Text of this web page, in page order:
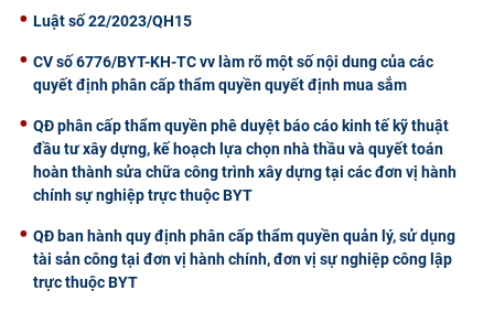
Luật số 22/2023/QH15
CV số 6776/BYT-KH-TC vv làm rõ một số nội dung của các
quyết định phân cấp thẩm quyền quyết định mua sắm
QĐ phân cấp thẩm quyền phê duyệt báo cáo kinh tế kỹ thuật
đầu tư xây dựng, kế hoạch lựa chọn nhà thầu và quyết toán
hoàn thành sửa chữa công trình xây dựng tại các đơn vị hành
chính sự nghiệp trực thuộc BYT
QĐ ban hành quy định phân cấp thẩm quyền quản lý, sử dụng
tài sản công tại đơn vị hành chính, đơn vị sự nghiệp công lập
trực thuộc BYT